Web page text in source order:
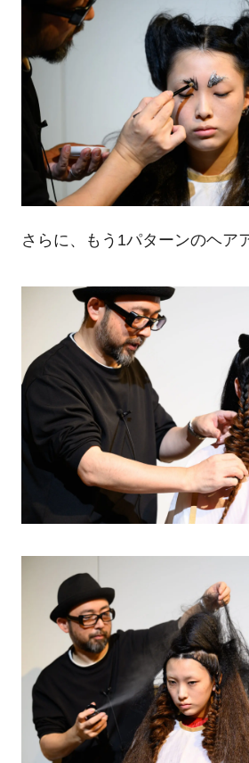
さらに、もう1パターンのヘア